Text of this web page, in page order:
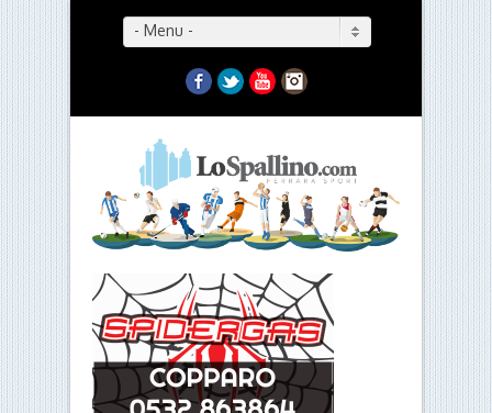
- Menu -
Facebook
TwitterYouTubeInstagram